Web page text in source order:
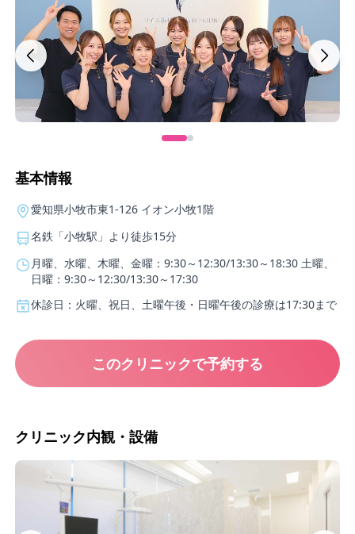
基本情報
愛知県小牧市東1-126 イオン小牧1階
名鉄「小牧駅」より徒歩15分
月曜、水曜、木曜、金曜：9:30～12:30/13:30～18:30 土曜、
日曜：9:30～12:30/13:30～17:30
休診日：火曜、祝日、土曜午後・日曜午後の診療は17:30まで
このクリニックで予約する
クリニック内観・設備